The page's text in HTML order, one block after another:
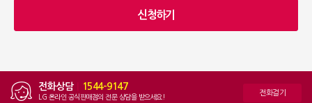
전화상담 1544-9147
LG 온라인 공식판매점의 전문 상담을 받으세요! 전화걸기